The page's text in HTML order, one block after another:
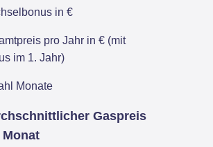
in €
pro Jahr in € (mit
im 1. Jahr)
Monate
Gaspreis
Monat